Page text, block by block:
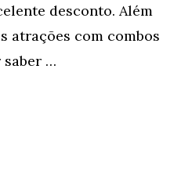
desconto. Além
atrações com combos
…